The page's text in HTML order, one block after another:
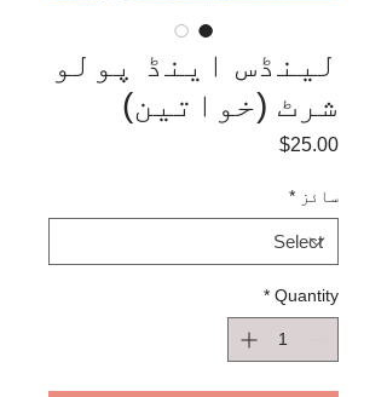
لینڈس اینڈ پولو
شرٹ (خواتین)
$25.00
Price
سائز *
Quantity
*